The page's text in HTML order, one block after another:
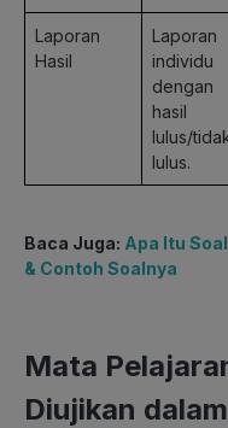
Laporan
Hasil
Laporan
individu
dengan
hasil
lulus/
lulus.
Baca Juga: Apa Itu
& Contoh Soalnya
Mata
Diujikan